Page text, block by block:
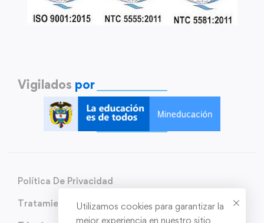
Vigilados por
Política De Privacidad
Tratamiento de Datos Personales
Utilizamos cookies para garantizar la
mejor experiencia en nuestro sitio